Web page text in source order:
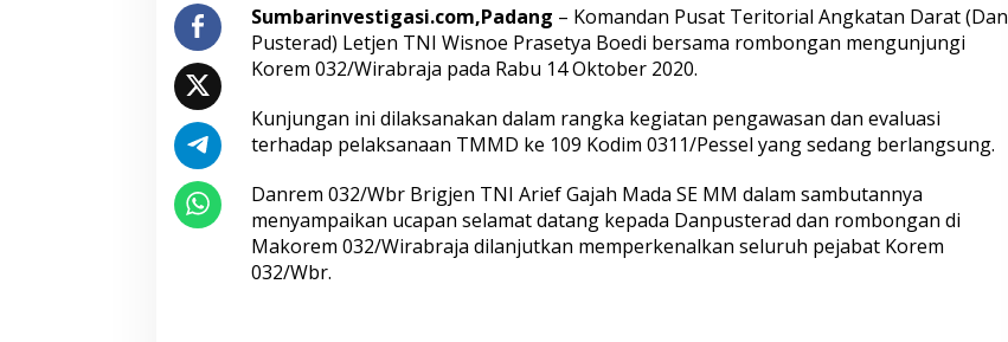
P
e
s
s
l
P
p
a
r
k
Sumbarinvestigasi.com,Padang – Komandan Pusat Teritorial Angkatan Darat (Dan
Pusterad) Letjen TNI Wisnoe Prasetya Boedi bersama rombongan mengunjungi
Korem 032/Wirabraja pada Rabu 14 Oktober 2020.
Kunjungan ini dilaksanakan dalam rangka kegiatan pengawasan dan evaluasi
terhadap pelaksanaan TMMD ke 109 Kodim 0311/Pessel yang sedang berlangsung.
Danrem 032/Wbr Brigjen TNI Arief Gajah Mada SE MM dalam sambutannya
menyampaikan ucapan selamat datang kepada Danpusterad dan rombongan di
Makorem 032/Wirabraja dilanjutkan memperkenalkan seluruh pejabat Korem
032/Wbr.